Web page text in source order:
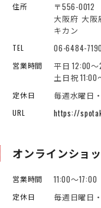
住所
〒556-0012
大阪府 大阪
キカン
TEL 06-6484-7190
営業時間
平日 12:00
土日祝 11:00
定休日 毎週水曜日
URL https://
オンラインショ
営業時間 11:00～17:00
定休日 毎週日曜日